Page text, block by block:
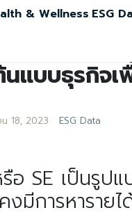
& Wellness ESG
นแบบธุรกิ
18, 2023 ESG Data
SE เป็นรูป
ารหารายไ